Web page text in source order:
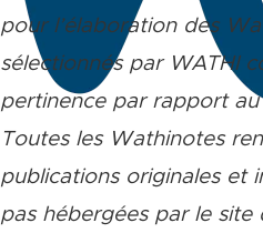
pour l’élaboration des
sélectionnés par WATHI
pertinence par rapport
Toutes les Wathinotes
publications originales et
pas hébergées par le site